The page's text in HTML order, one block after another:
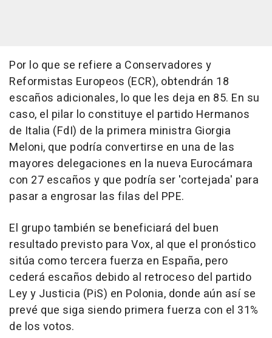
Por lo que se refiere a Conservadores y
Reformistas Europeos (ECR), obtendrán 18
escaños adicionales, lo que les deja en 85. En su
caso, el pilar lo constituye el partido Hermanos
de Italia (FdI) de la primera ministra Giorgia
Meloni, que podría convertirse en una de las
mayores delegaciones en la nueva Eurocámara
con 27 escaños y que podría ser 'cortejada' para
pasar a engrosar las filas del PPE.
El grupo también se beneficiará del buen
resultado previsto para Vox, al que el pronóstico
sitúa como tercera fuerza en España, pero
cederá escaños debido al retroceso del partido
Ley y Justicia (PiS) en Polonia, donde aún así se
prevé que siga siendo primera fuerza con el 31%
de los votos.